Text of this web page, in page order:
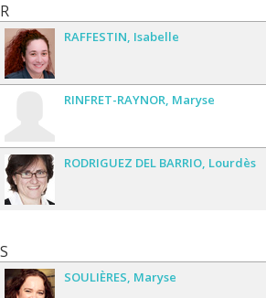
R
RAFFESTIN Isabelle
RINFRET-RAYNOR Maryse
RODRIGUEZ DEL BARRIO Lourdès
S
SOULIÈRES Maryse